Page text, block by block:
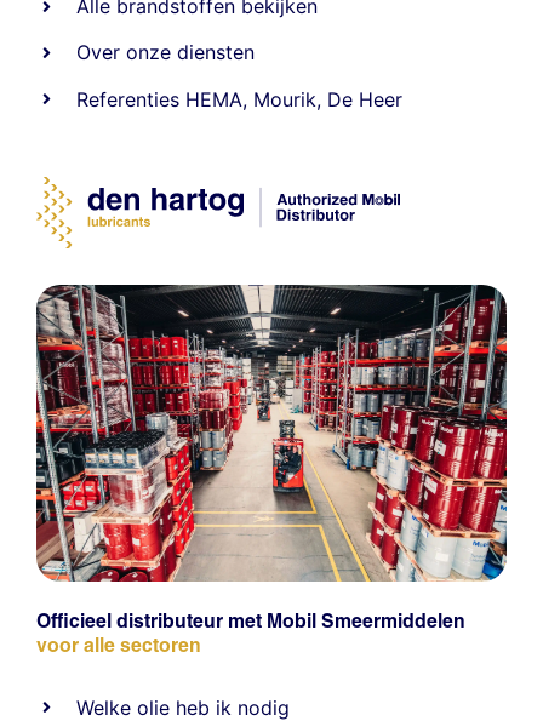
Alle brandstoffen bekijken
Over onze diensten
Referenties HEMA, Mourik, De Heer
Officieel distributeur met Mobil Smeermiddelen
voor alle sectoren
Welke olie heb ik nodig